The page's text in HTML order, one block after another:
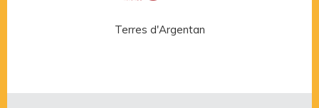
Terres d'Argentan